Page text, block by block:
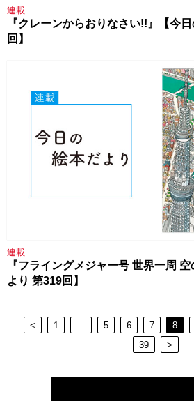
連載
『クレーンからおりなさい!!』【今
回】
連載
『フライングメジャー号 世界一周
より 第319回】
< 1 5 6 7 8
39
>